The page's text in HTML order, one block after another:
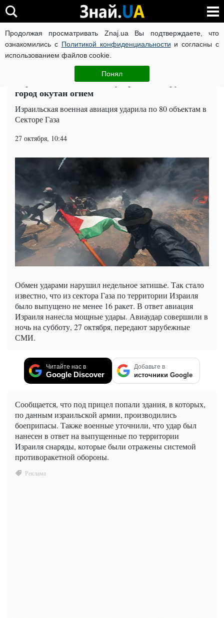
Продолжая просматривать Znaj.ua Вы подтверждаете, что
ознакомились с Политикой конфиденциальности и согласны с
использованием файлов cookie.
Понял
ВОЙНА РОССИИ ПРОТИВ УКРАИНЫ КОРОНАВИРУС В
ЧИТАТИ УКРАЇНСЬКОЮ
Израиль нанес мощный удар по сектору Газа:
город окутан огнем
Израильская военная авиация ударила по 80 объектам в
Секторе Газа
27 октября, 10:44
Обмен ударами нарушил недельное затишье. Так стало
известно, что из сектора Газа по территории Израиля
было выпущено не менее 16 ракет. В ответ авиация
Израиля нанесла мощные удары. Авиаудар совершили в
ночь на субботу, 27 октября, передают зарубежные
СМИ.
Читайте нас в
Google Discover
Добавьте в
источники Google
Сообщается, что под прицел попали здания, в которых,
по данным израильской армии, производились
боеприпасы. Также военные уточнили, что удар был
нанесен в ответ на выпущенные по территории
Израиля снаряды, которые были отражены системой
противоракетной обороны.